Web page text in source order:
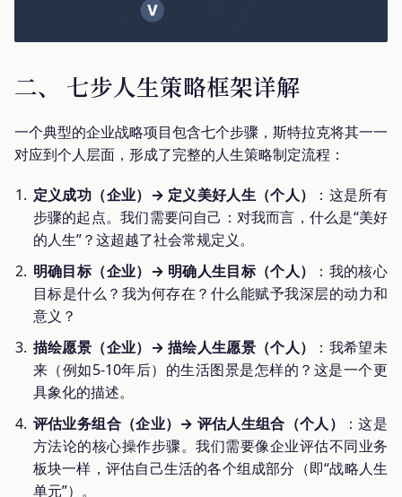
二、 七步人生策略框架详解
一个典型的企业战略项目包含七个步骤，斯特拉克将其一一
对应到个人层面，形成了完整的人生策略制定流程：
定义成功（企业）→ 定义美好人生（个人）
：这是所有
步骤的起点。我们需要问自己：对我而言，什么是“美好
的人生”？这超越了社会常规定义。
明确目标（企业）→ 明确人生目标（个人）
：我的核心
目标是什么？我为何存在？什么能赋予我深层的动力和
意义？
描绘愿景（企业）→ 描绘人生愿景（个人）
：我希望未
来（例如5-10年后）的生活图景是怎样的？这是一个更
具象化的描述。
评估业务组合（企业）→ 评估人生组合（个人）
：这是
方法论的核心操作步骤。我们需要像企业评估不同业务
板块一样，评估自己生活的各个组成部分（即“战略人生
单元”）。